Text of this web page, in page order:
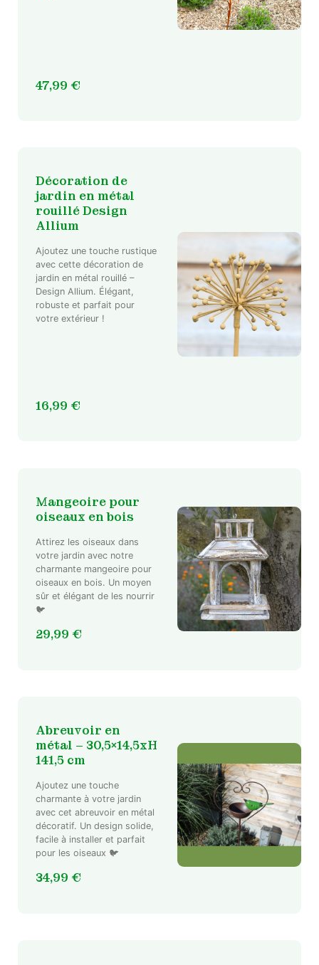
47,99 €
Décoration de
jardin en métal
rouillé Design
Allium
Ajoutez une touche rustique
avec cette décoration de
jardin en métal rouillé –
Design Allium. Élégant,
robuste et parfait pour
votre extérieur !
16,99 €
Mangeoire pour
oiseaux en bois
Attirez les oiseaux dans
votre jardin avec notre
charmante mangeoire pour
oiseaux en bois. Un moyen
sûr et élégant de les nourrir
🐦
29,99 €
Ce
produit
a
plusieurs
Abreuvoir en
métal – 30,5×14,5xH
141,5 cm
Ajoutez une touche
charmante à votre jardin
avec cet abreuvoir en métal
décoratif. Un design solide,
facile à installer et parfait
pour les oiseaux 🐦
34,99 €